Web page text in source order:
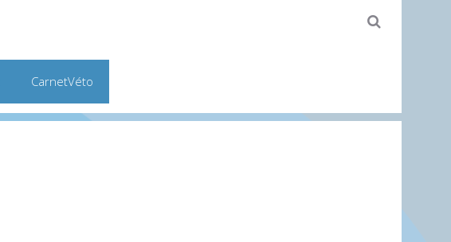
CarnetVéto